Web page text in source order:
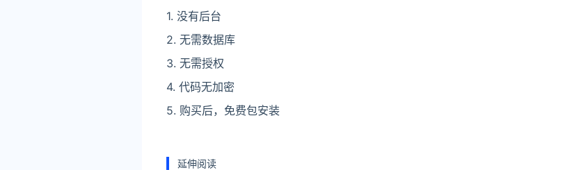
1. 没有后台
2. 无需数据库
3. 无需授权
4. 代码无加密
5. 购买后，免费包安装
延伸阅读